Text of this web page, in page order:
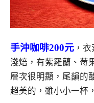
手沖咖啡200元 ，
淺焙，有紫羅蘭、莓
層次很明顯，尾韻的
超美的，雖小小一杯